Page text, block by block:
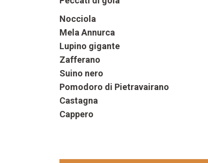
Nocciola
Mela Annurca
Lupino gigante
Zafferano
Suino nero
Pomodoro di Pietravairano
Castagna
Cappero